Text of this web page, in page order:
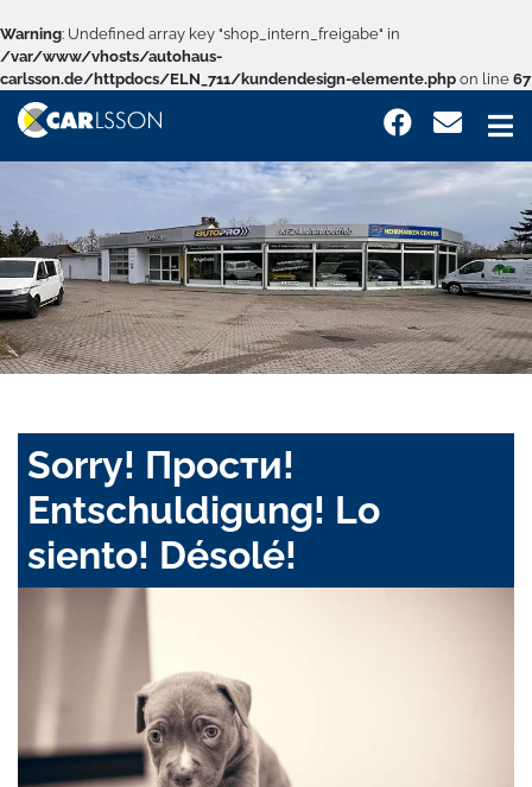
Warning: Undefined array key "shop_intern_freigabe" in
/var/www/vhosts/autohaus-
carlsson.de/httpdocs/ELN_711/kundendesign-elemente.php on line 67
Sorry! Прости!
Entschuldigung! Lo
siento! Désolé!